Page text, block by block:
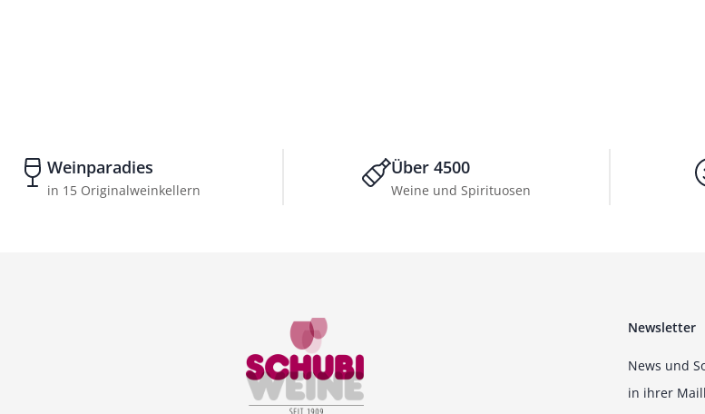
Weinparadies
in 15 Originalweinkellern
Über 4500
Weine und Spirituosen
Newsletter
News und
in ihrer